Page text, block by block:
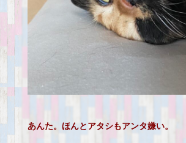
あんた。ほんとアタシもアンタ嫌い。